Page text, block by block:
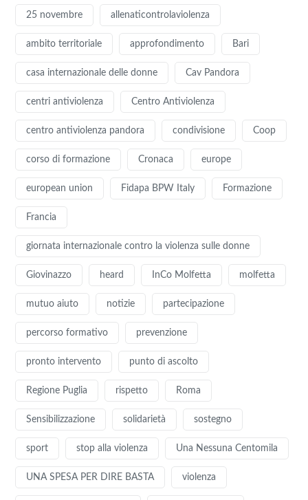
25 novembre allenaticontrolaviolenza
ambito territoriale approfondimento Bari
casa internazionale delle donne Cav Pandora
centri antiviolenza Centro Antiviolenza
centro antiviolenza pandora condivisione Coop
corso di formazione Cronaca europe
european union Fidapa BPW Italy Formazione
Francia
giornata internazionale contro la violenza sulle donne
Giovinazzo heard InCo Molfetta molfetta
mutuo aiuto notizie partecipazione
percorso formativo prevenzione
pronto intervento punto di ascolto
Regione Puglia rispetto Roma
Sensibilizzazione solidarietà sostegno
sport stop alla violenza Una Nessuna Centomila
UNA SPESA PER DIRE BASTA violenza